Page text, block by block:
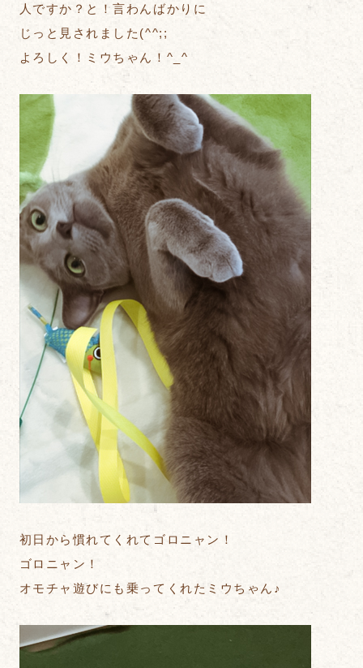
人ですか？と！言わんばかりに
じっと見されました(^^;;
よろしく！ミウちゃん！^_^
初日から慣れてくれてゴロニャン！
ゴロニャン！
オモチャ遊びにも乗ってくれたミウちゃん♪